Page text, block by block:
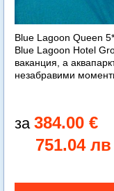
Blue Lagoon Queen
Blue Lagoon Hotel
ваканция, а
незабравими
384.00 €
751.04 лв